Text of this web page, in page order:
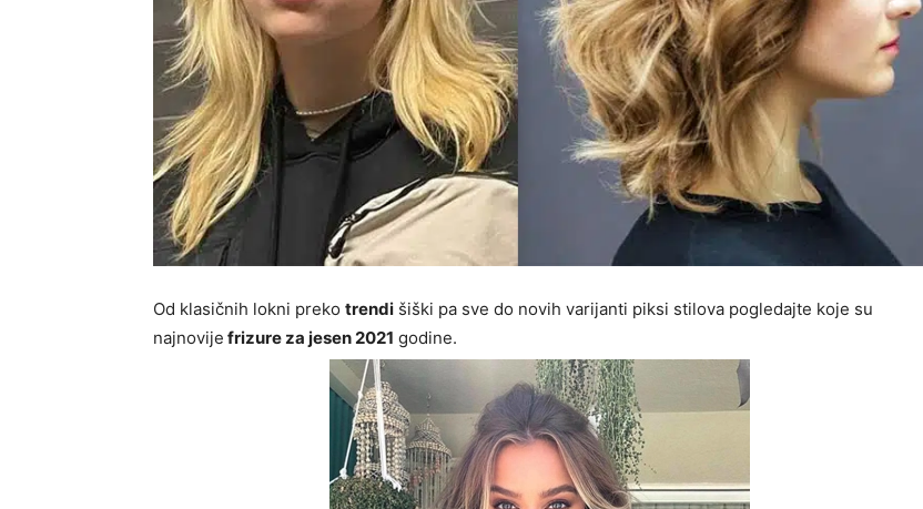
Od klasičnih lokni preko trendi šiški pa sve do novih varijanti piksi stilova pogledajte koje su
najnovije frizure za jesen 2021 godine.